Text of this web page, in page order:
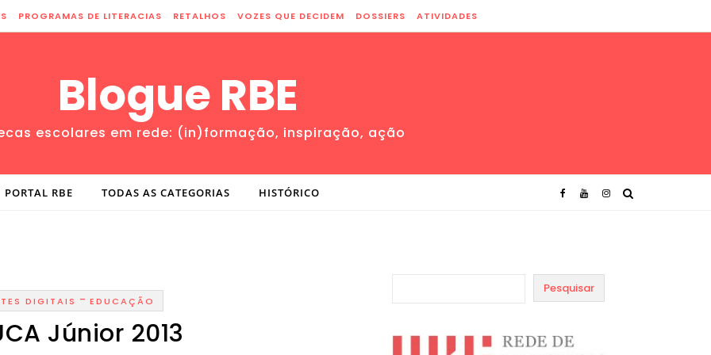
PROGRAMAS DE LITERACIAS RETALHOS VOZES QUE DECIDEM DOSSIERS ATIVIDADES
Blogue RBE
escolares em rede: (in)formação, inspiração, ação
PORTAL RBE TODAS AS CATEGORIAS HISTÓRICO
DIGITAIS - EDUCAÇÃO
Júnior 2013
Pesquisar